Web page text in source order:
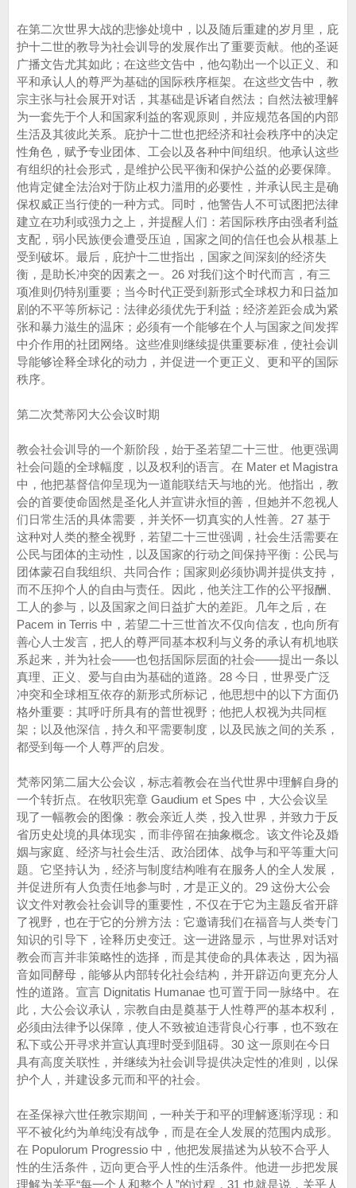
在第二次世界大战的悲惨处境中，以及随后重建的岁月里，庇
护十二世的教导为社会训导的发展作出了重要贡献。他的圣诞
广播文告尤其如此；在这些文告中，他勾勒出一个以正义、和
平和承认人的尊严为基础的国际秩序框架。在这些文告中，教
宗主张与社会展开对话，其基础是诉诸自然法；自然法被理解
为一套先于个人和国家利益的客观原则，并应规范各国的内部
生活及其彼此关系。庇护十二世也把经济和社会秩序中的决定
性角色，赋予专业团体、工会以及各种中间组织。他承认这些
有组织的社会形式，是维护公民平衡和保护公益的必要保障。
他肯定健全法治对于防止权力滥用的必要性，并承认民主是确
保权威正当行使的一种方式。同时，他警告人不可试图把法律
建立在功利或强力之上，并提醒人们：若国际秩序由强者利益
支配，弱小民族便会遭受压迫，国家之间的信任也会从根基上
受到破坏。最后，庇护十二世指出，国家之间深刻的经济失
衡，是助长冲突的因素之一。26 对我们这个时代而言，有三
项准则仍特别重要；当今时代正受到新形式全球权力和日益加
剧的不平等所标记：法律必须优先于利益；经济差距会成为紧
张和暴力滋生的温床；必须有一个能够在个人与国家之间发挥
中介作用的社团网络。这些准则继续提供重要标准，使社会训
导能够诠释全球化的动力，并促进一个更正义、更和平的国际
秩序。
第二次梵蒂冈大公会议时期
教会社会训导的一个新阶段，始于圣若望二十三世。他更强调
社会问题的全球幅度，以及权利的语言。在 Mater et Magistra
中，他把基督信仰呈现为一道能联结天与地的光。他指出，教
会的首要使命固然是圣化人并宣讲永恒的善，但她并不忽视人
们日常生活的具体需要，并关怀一切真实的人性善。27 基于
这种对人类的整全视野，若望二十三世强调，社会生活需要在
公民与团体的主动性，以及国家的行动之间保持平衡：公民与
团体蒙召自我组织、共同合作；国家则必须协调并提供支持，
而不压抑个人的自由与责任。因此，他关注工作的公平报酬、
工人的参与，以及国家之间日益扩大的差距。几年之后，在
Pacem in Terris 中，若望二十三世首次不仅向信友，也向所有
善心人士发言，把人的尊严同基本权利与义务的承认有机地联
系起来，并为社会——也包括国际层面的社会——提出一条以
真理、正义、爱与自由为基础的道路。28 今日，世界受广泛
冲突和全球相互依存的新形式所标记，他思想中的以下方面仍
格外重要：其呼吁所具有的普世视野；他把人权视为共同框
架；以及他深信，持久和平需要制度，以及民族之间的关系，
都受到每一个人尊严的启发。
梵蒂冈第二届大公会议，标志着教会在当代世界中理解自身的
一个转折点。在牧职宪章 Gaudium et Spes 中，大公会议呈
现了一幅教会的图像：教会亲近人类，投入世界，并致力于反
省历史处境的具体现实，而非停留在抽象概念。该文件论及婚
姻与家庭、经济与社会生活、政治团体、战争与和平等重大问
题。它坚持认为，经济与制度结构唯有在服务人的全人发展，
并促进所有人负责任地参与时，才是正义的。29 这份大公会
议文件对教会社会训导的重要性，不仅在于它为主题反省开辟
了视野，也在于它的分辨方法：它邀请我们在福音与人类专门
知识的引导下，诠释历史变迁。这一进路显示，与世界对话对
教会而言并非策略性的选择，而是其使命的具体表达，因为福
音如同酵母，能够从内部转化社会结构，并开辟迈向更充分人
性的道路。宣言 Dignitatis Humanae 也可置于同一脉络中。在
此，大公会议承认，宗教自由是奠基于人性尊严的基本权利，
必须由法律予以保障，使人不致被迫违背良心行事，也不致在
私下或公开寻求并宣认真理时受到阻碍。30 这一原则在今日
具有高度关联性，并继续为社会训导提供决定性的准则，以保
护个人，并建设多元而和平的社会。
在圣保禄六世任教宗期间，一种关于和平的理解逐渐浮现：和
平不被化约为单纯没有战争，而是在全人发展的范围内成形。
在 Populorum Progressio 中，他把发展描述为从较不合乎人
性的生活条件，迈向更合乎人性的生活条件。他进一步把发展
理解为关乎“每一个人和整个人”的过程，31 也就是说，关乎人